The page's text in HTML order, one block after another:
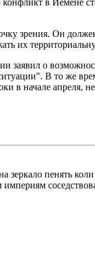
в Йемене
зрения. Он
их
заявил о
В то же
в начале апреля,
зеркало пенять